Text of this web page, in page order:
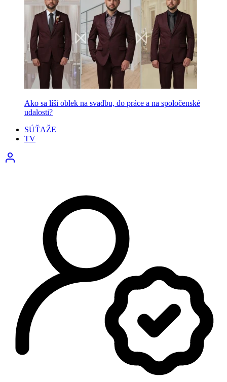
Ako sa líši oblek na svadbu, do práce a na spoločenské
udalosti?
SÚŤAŽE
TV